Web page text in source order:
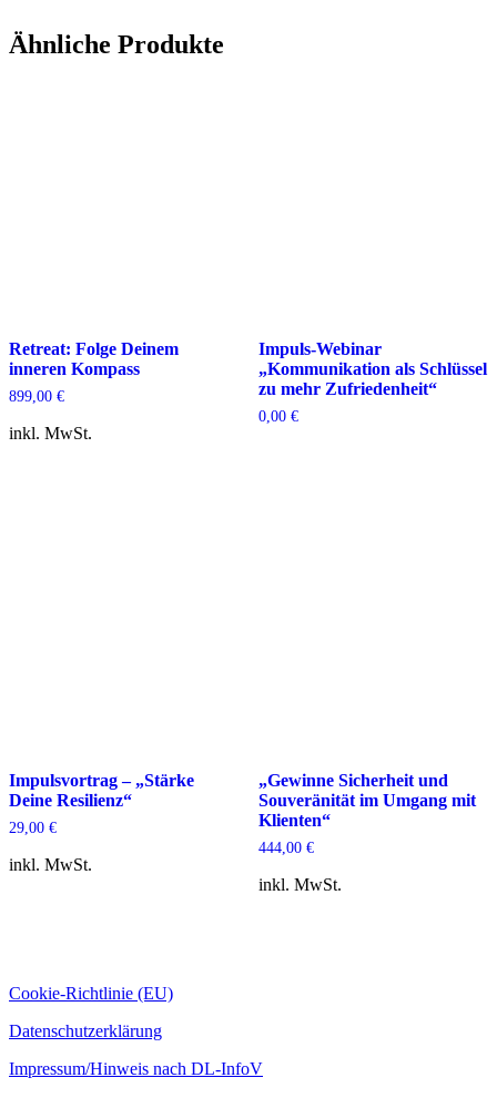
Ähnliche Produkte
Retreat: Folge Deinem
inneren Kompass
899,00 €
inkl. MwSt.
Impuls-Webinar
„Kommunikation als Schlüssel
zu mehr Zufriedenheit“
0,00 €
Impulsvortrag – „Stärke
Deine Resilienz“
29,00 €
inkl. MwSt.
„Gewinne Sicherheit und
Souveränität im Umgang mit
Klienten“
444,00 €
inkl. MwSt.
Cookie-Richtlinie (EU)
Datenschutzerklärung
Impressum/Hinweis nach DL-InfoV